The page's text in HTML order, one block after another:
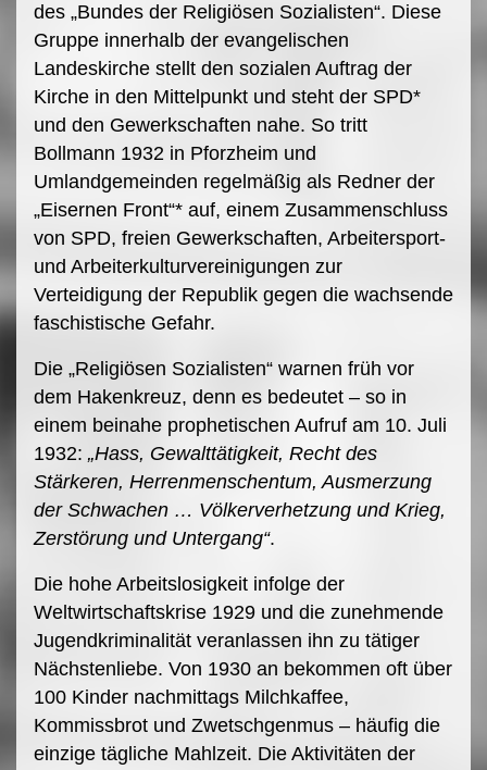
des „Bundes der Religiösen Sozialisten“. Diese
Gruppe innerhalb der evangelischen
Landeskirche stellt den sozialen Auftrag der
Kirche in den Mittelpunkt und steht der SPD*
und den Gewerkschaften nahe. So tritt
Bollmann 1932 in Pforzheim und
Umlandgemeinden regelmäßig als Redner der
„Eisernen Front“* auf, einem Zusammenschluss
von SPD, freien Gewerkschaften, Arbeitersport-
und Arbeiterkulturvereinigungen zur
Verteidigung der Republik gegen die wachsende
faschistische Gefahr.
Die „Religiösen Sozialisten“ warnen früh vor
dem Hakenkreuz, denn es bedeutet – so in
einem beinahe prophetischen Aufruf am 10. Juli
1932: „Hass, Gewalttätigkeit, Recht des
Stärkeren, Herrenmenschentum, Ausmerzung
der Schwachen … Völkerverhetzung und Krieg,
Zerstörung und Untergang“.
Die hohe Arbeitslosigkeit infolge der
Weltwirtschaftskrise 1929 und die zunehmende
Jugendkriminalität veranlassen ihn zu tätiger
Nächstenliebe. Von 1930 an bekommen oft über
100 Kinder nachmittags Milchkaffee,
Kommissbrot und Zwetschgenmus – häufig die
einzige tägliche Mahlzeit. Die Aktivitäten der